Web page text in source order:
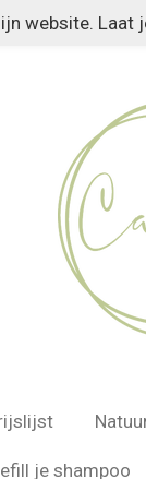
website. Laat
je shampoo